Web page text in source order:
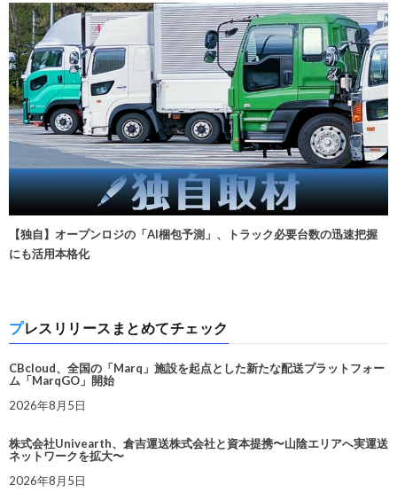
【独自】オープンロジの「AI梱包予測」、トラック必要台数の迅速把握
にも活用本格化
プレスリリースまとめてチェック
CBcloud、全国の「Marq」施設を起点とした新たな配送プラットフォー
ム「MarqGO」開始
2026年8月5日
株式会社Univearth、倉吉運送株式会社と資本提携〜山陰エリアへ実運送
ネットワークを拡大〜
2026年8月5日